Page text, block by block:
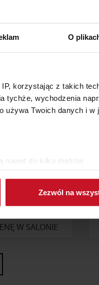
O
korzystając z takich
tychże, wychodzenia
używa Twoich danych i w
nawet do kilku metrów
własne preferencje w
otrzymanymi od Ciebie
Zezwól na
W SALONIE